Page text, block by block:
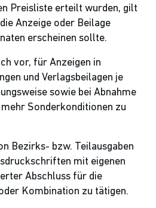
Preisliste erteilt wurden, gilt
Anzeige oder Beilage
erscheinen sollte.
vor, für Anzeigen in
und Verlagsbeilagen je
sowie bei Abnahme
Sonderkonditionen zu
Bezirks- bzw. Teilausgaben
mit eigenen
Abschluss für die
Kombination zu tätigen.